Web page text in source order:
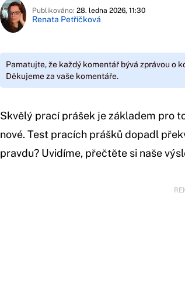
Publikováno: 28. ledna 2026, 11:30
Renata Petříčková
Pamatujte, že každý komentář bývá zprávou o
Děkujeme za vaše komentáře.
Skvělý prací prášek je základem pro
nové. Test pracích prášků dopadl
pravdu? Uvidíme, přečtěte si naše